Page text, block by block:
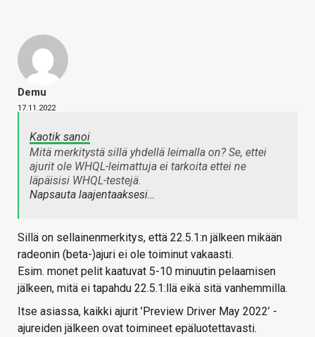
Demu
17.11.2022
Kaotik sanoi
Mitä merkitystä sillä yhdellä leimalla on? Se, ettei
ajurit ole WHQL-leimattuja ei tarkoita ettei ne
läpäisisi WHQL-testejä.
Napsauta laajentaaksesi…
Sillä on sellainenmerkitys, että 22.5.1:n jälkeen mikään
radeonin (beta-)ajuri ei ole toiminut vakaasti.
Esim. monet pelit kaatuvat 5-10 minuutin pelaamisen
jälkeen, mitä ei tapahdu 22.5.1:llä eikä sitä vanhemmilla.
Itse asiassa, kaikki ajurit ’Preview Driver May 2022’ -
ajureiden jälkeen ovat toimineet epäluotettavasti.